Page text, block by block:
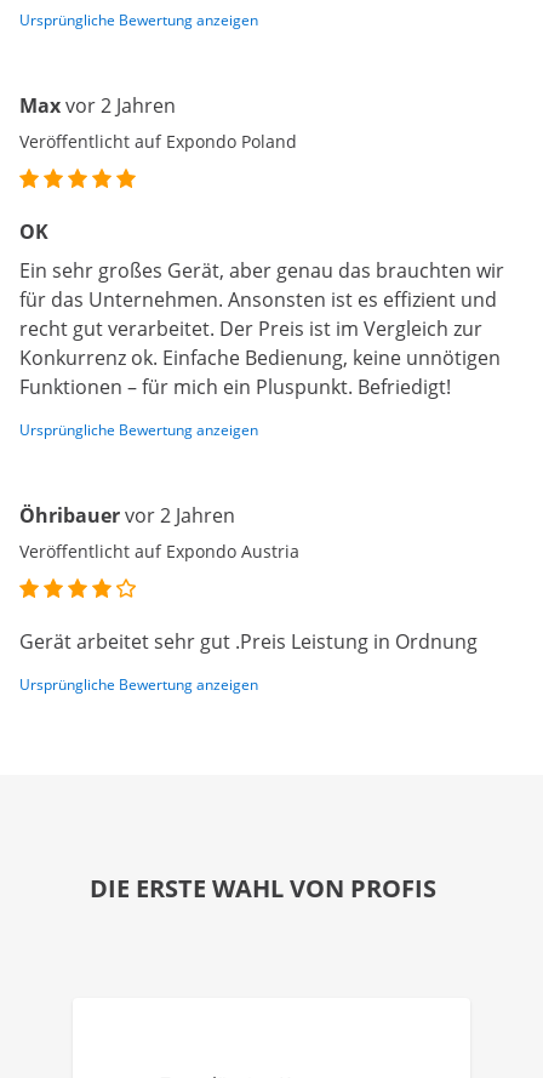
Ursprüngliche Bewertung anzeigen
Maxvor 2 Jahren
Veröffentlicht auf Expondo Poland
OK
Ein sehr großes Gerät, aber genau das brauchten wir
für das Unternehmen. Ansonsten ist es effizient und
recht gut verarbeitet. Der Preis ist im Vergleich zur
Konkurrenz ok. Einfache Bedienung, keine unnötigen
Funktionen – für mich ein Pluspunkt. Befriedigt!
Ursprüngliche Bewertung anzeigen
Öhribauervor 2 Jahren
Veröffentlicht auf Expondo Austria
Gerät arbeitet sehr gut .Preis Leistung in Ordnung
Ursprüngliche Bewertung anzeigen
DIE ERSTE WAHL VON PROFIS